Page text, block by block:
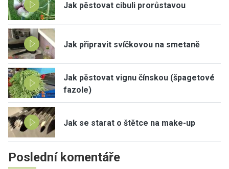
Jak pěstovat cibuli prorůstavou
Jak připravit svíčkovou na smetaně
Jak pěstovat vignu čínskou (špagetové
fazole)
Jak se starat o štětce na make-up
Poslední komentáře